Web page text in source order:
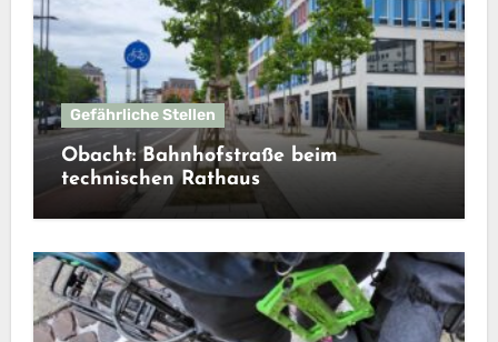
Gefährliche Stellen
Obacht: Bahnhofstraße beim
technischen Rathaus